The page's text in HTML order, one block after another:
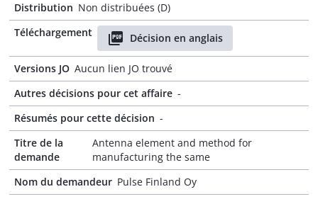
Distribution Non distribuées (D)
Téléchargement
Décision en anglais
Versions JO Aucun lien JO trouvé
Autres décisions pour cet affaire -
Résumés pour cette décision -
Titre de la
demande
Antenna element and method for
manufacturing the same
Nom du demandeur Pulse Finland Oy